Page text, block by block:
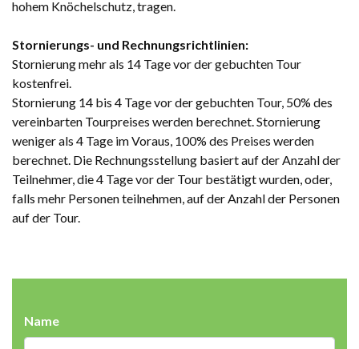
hohem Knöchelschutz, tragen.
Stornierungs- und Rechnungsrichtlinien:
Stornierung mehr als 14 Tage vor der gebuchten Tour
kostenfrei.
Stornierung 14 bis 4 Tage vor der gebuchten Tour, 50% des
vereinbarten Tourpreises werden berechnet. Stornierung
weniger als 4 Tage im Voraus, 100% des Preises werden
berechnet. Die Rechnungsstellung basiert auf der Anzahl der
Teilnehmer, die 4 Tage vor der Tour bestätigt wurden, oder,
falls mehr Personen teilnehmen, auf der Anzahl der Personen
auf der Tour.
Name